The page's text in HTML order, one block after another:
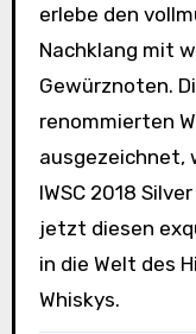
erlebe den
Nachklang mit
Gewürznoten.
renommierten
ausgezeichnet,
IWSC 2018
jetzt diesen
in die Welt des
Whiskys.